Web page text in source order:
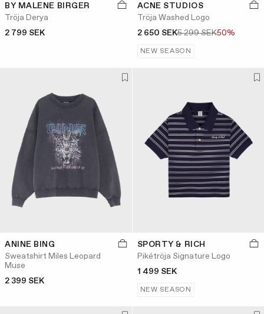
BY MALENE BIRGER
Tröja Derya
2 799 SEK
ACNE STUDIOS
Tröja Washed Logo
2 650 SEK5 299 SEK50%
NEW SEASON
ANINE BING
Sweatshirt Miles Leopard
Muse
2 399 SEK
SPORTY & RICH
Pikétröja Signature Logo
1 499 SEK
NEW SEASON